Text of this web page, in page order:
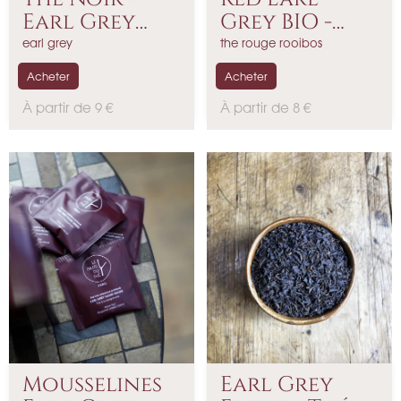
Earl Grey
Royal BIO
earl grey
P
À partir de 9 €
Acheter
Grey BIO -
Rooibos...
the rouge rooibos
P
x
À partir de 8 €
Acheter
Mousselines
Earl Grey